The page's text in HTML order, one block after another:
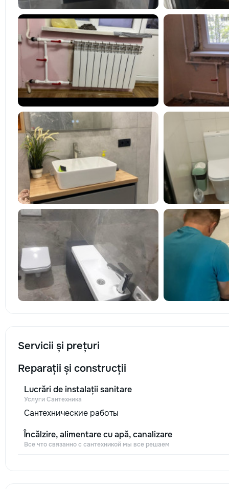
Servicii și prețuri
Reparații și construcții
Lucrări de instalații sanitare
Услуги Сантехника
Сантехнические работы
Încălzire, alimentare cu apă, canalizare
Все что связанно с сантехникой мы все решаем